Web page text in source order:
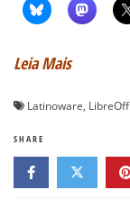
Leia Mais
Latinoware,
SHARE